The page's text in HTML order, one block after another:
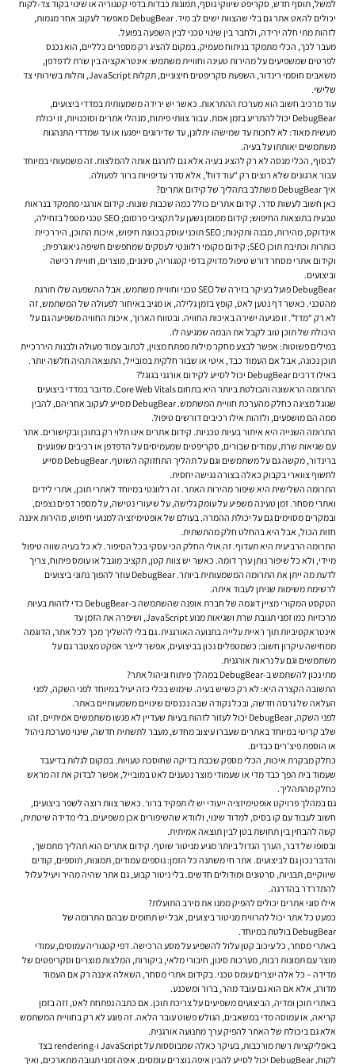
למשל, תוסף חדש, סקריפט שיווקי נוסף, תמונות כבדות בדפי קטגוריה או שינוי בקוד צד-לקוח
יכולים להאט אתר גם בלי שהצוות ישים לב מיד. DebugBear מאפשר לעקוב אחר מגמות,
לזהות מתי חלה ירידה, ולחבר בין שינוי טכני לבין השפעה בפועל.
מעבר לכך, הכלי מתמקד בניתוח מעמיק. במקום להציג רק מספרים כלליים, הוא נכנס
לפרטים שמשפיעים על מהירות טעינה וחוויית משתמש: אינטראקציה בין שרת לדפדפן,
משאבים חוסמי רינדור, השפעת סקריפטים חיצוניים, תקלות JavaScript, ותלות בשירותי צד
שלישי.
עוד מרכיב חשוב הוא מערכת ההתראות. כאשר יש ירידה משמעותית במדדי ביצועים,
DebugBear יכול להתריע בזמן אמת. עבור צוותי פיתוח, מנהלי אתרים וסוכנויות, זו יכולת
מעשית מאוד: לא לחכות עד שמישהו יתלונן, עד שדירוגים ייפגעו או עד שמדדי התנהגות
משתמשים יאותתו על בעיה.
לבסוף, הכלי מנסה לא רק להציג בעיה אלא גם לתרגם אותה להמלצות. זה משמעותי במיוחד
עבור ארגונים שלא רוצים רק “עוד דוח”, אלא סדר עדיפויות ברור לפעולה.
איך DebugBear משתלב בתהליך של קידום אתרים?
כאן חשוב לעשות סדר. קידום אתרים כולל כמה שכבות שונות: קידום אורגני מתמקד בנראות
טבעית בתוצאות החיפוש; קידום ממומן נשען על תקציבי פרסום; SEO טכני מטפל בזחילה,
אינדוקס, מהירות, מבנה ותקינות; SEO תוכני עוסק בכוונת חיפוש, איכות התוכן, היררכיית
כותרות וכתיבת תוכן SEO; קידום מקומי רלוונטי לעסקים שמחפשים חשיפה גיאוגרפית;
וקידום אתרי מסחר דורש טיפול מדויק בדפי קטגוריה, סינונים, מוצרים, חוויית רכישה
וביצועים.
DebugBear פועל בעיקר בזירה של SEO טכני וחוויית משתמש, אבל ההשפעה שלו חורגת
מהטכני. כאשר דף נטען לאט, קופץ בזמן גלילה, או מגיב באיחור לפעולה של המשתמש, זה
לא רק “מדד”. זו פגיעה ישירה באיכות החוויה. ובטווח הארוך, איכות החוויה משפיעה גם על
היכולת של תוכן טוב לקבל את הבמה שמגיעה לו.
במילים פשוטות: אפשר לבצע מחקר מילות מפתח מצוין, לכתוב עמוד מעולה ולבנות היררכיית
תוכן נכונה, אבל אם העמוד כבד, איטי או שבור חלקית במובייל, התוצאה תהיה חלשה יותר.
באילו דרכים DebugBear יכול לסייע לקידום אורגני בגוגל?
התרומה הראשונה והבולטת ביותר היא בתחום Core Web Vitals. מדובר במדדי ביצועים
שגוגל מציגה כחלק מהערכת חוויית המשתמש. DebugBear מסייע לעקוב אחריהם, להבין
ממה הם מושפעים, ולזהות אילו רכיבים דורשים טיפול.
התרומה השנייה היא איתור בעיות טכניות. קידום אתרים אינו תלוי רק בתוכן ובקישורים. אתר
עם שגיאות שרת, עמודים שבורים, סקריפטים שמעמיסים על הדפדפן או רכיבים שפוגעים
ברינדור, מקשה גם על משתמשים וגם על תהליך התחזוקה השוטף. DebugBear מסייע
לחשוף צווארי בקבוק כאלה בצורה נגישה יחסית.
התרומה השלישית היא שיפור מהירות האתר. זה רלוונטי במיוחד לאתרי תוכן, אתרי לידים
ואתרי מסחר. זמן טעינה משפיע על עומק גלישה, על שיעורי נטישה, על מספר דפים נצפים,
ובמקרים מסוימים גם על יכולת ההמרה. בעולם של אופטימיזציה למנועי חיפוש, מהירות איננה
חזות הכול, אבל היא בהחלט חלק מהתשתית.
התרומה הרביעית היא תעדוף. זה אולי החלק הכי עסקי בכל הסיפור. לא כל בעיה שווה טיפול
מיידי, ולא כל שיפור נותן ערך דומה. כאשר יש צוות קטן, תקציב מוגבל או עומס פיתוח, צריך
לדעת מה ייתן את התרומה המשמעותית ביותר. DebugBear עוזר להפוך נתוני ביצועים
לרשימת משימות שניתן לעבוד איתה.
הטקסט המקורי מציין דוגמה של חברת אופנה שהשתמשה ב-DebugBear כדי לזהות בעיות
מרכזיות כמו זמני תגובת שרת ושגיאות מנוע JavaScript, ושיפרה את הזמן עד
אינטראקטיביות תוך ראיית עלייה בתנועה האורגנית. גם בלי להשליך מכך לכל אתר, הדוגמה
ממחישה עיקרון חשוב: כשמטפלים נכון בביצועים, אפשר לייצר אפקט מצטבר גם על
משתמשים וגם על נראות אורגנית.
מתי נכון להשתמש ב-DebugBear במהלך פיתוח וניהול אתר?
התשובה הקצרה היא: לא רק כשיש בעיה. שימוש בכלי כזה יעיל במיוחד לפני השקה, לפני
העלאה של גרסה חדשה, ובכל נקודה שבה נכנסים שינויים משמעותיים באתר.
לפני השקה, DebugBear יכול לעזור לזהות בעיות שעדיין לא פגשו משתמשים אמיתיים. זהו
שלב קריטי במיוחד באתרים שעברו עיצוב מחדש, מעבר לתשתית חדשה, שינוי מערכת ניהול
או הוספת פיצ'רים כבדים.
כחלק מבקרת איכות, הכלי מספק שכבת בדיקה שחוסכת טעויות. במקום לגלות בדיעבד
שעמוד בית הפך כבד מדי או שעמודי מוצר נטענים לאט במובייל, אפשר לבדוק את זה מראש
כחלק מהתהליך.
גם במהלך פרויקט אופטימיזציה ייעודי יש לו תפקיד ברור. כאשר צוות רוצה לשפר ביצועים,
חשוב לעבוד עם קו בסיס, למדוד שינוי, ולוודא שהשיפורים אכן משפיעים. בלי מדידה שיטתית,
קשה להבחין בין תחושת בטן לבין תוצאה אמיתית.
ובסופו של דבר, הערך הגדול ביותר מגיע מניטור שוטף. קידום אתרים הוא תהליך מתמשך,
והדבר נכון גם לביצועים. אתר חי משתנה כל הזמן: נוספים עמודים, תמונות, תוספים, קודים
שיווקיים, תבניות, סרטונים ומודולים חדשים. בלי ניטור קבוע, גם אתר שהיה מהיר ויעיל עלול
להתדרדר בהדרגה.
אילו סוגי אתרים יכולים להפיק ממנו את מירב התועלת?
כמעט כל אתר יכול להרוויח מניטור ביצועים, אבל יש תחומים שבהם התרומה של
DebugBear בולטת במיוחד.
באתרי מסחר, כל עיכוב קטן עלול להשפיע על מסע הרכישה. דפי קטגוריה עמוסים, עמודי
מוצר עם תמונות רבות, מערכות סינון, חיבורי מלאי, ביקורות, המלצות מוצרים וסקריפטים של
מדידה – כל אלה יוצרים עומס טכני. בקידום אתרי מסחר, השאלה איננה רק אם העמוד
מדורג, אלא אם הוא גם עובד מהר, ברור ומשכנע.
באתרי תוכן ומדיה, הביצועים משפיעים על צריכת תוכן. אם כתבה נפתחת לאט, זזה בזמן
קריאה, או עמוסה מדי במשאבים, הגולש פשוט עובר הלאה. זה פוגע לא רק בחוויית המשתמש
אלא גם ביכולת של האתר להפיק ערך מתנועה אורגנית.
באפליקציות רשת מורכבות, בעיקר כאלה שמבוססות על JavaScript ו-rendering בצד
לקוח, DebugBear יכול לסייע להבין איפה נוצרים עומסים, איפה זמני תגובה מתארכים, ואיך